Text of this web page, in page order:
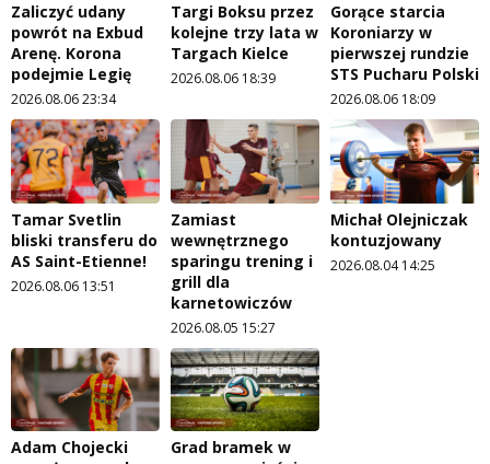
Zaliczyć udany
powrót na Exbud
Arenę. Korona
podejmie Legię
2026.08.06 23:34
Targi Boksu przez
kolejne trzy lata w
Targach Kielce
2026.08.06 18:39
Gorące starcia
Koroniarzy w
pierwszej rundzie
STS Pucharu Polski
2026.08.06 18:09
Tamar Svetlin
bliski transferu do
AS Saint-Etienne!
2026.08.06 13:51
Zamiast
wewnętrznego
sparingu trening i
grill dla
karnetowiczów
2026.08.05 15:27
Michał Olejniczak
kontuzjowany
2026.08.04 14:25
Adam Chojecki
Grad bramek w